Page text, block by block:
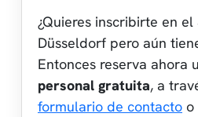
¿Quieres inscribirte en
Düsseldorf pero aún
Entonces reserva ahora
personal gratuita, a
formulario de contacto